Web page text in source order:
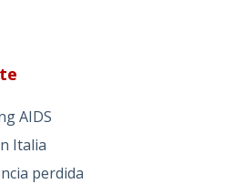
AIDS
Italia
perdida